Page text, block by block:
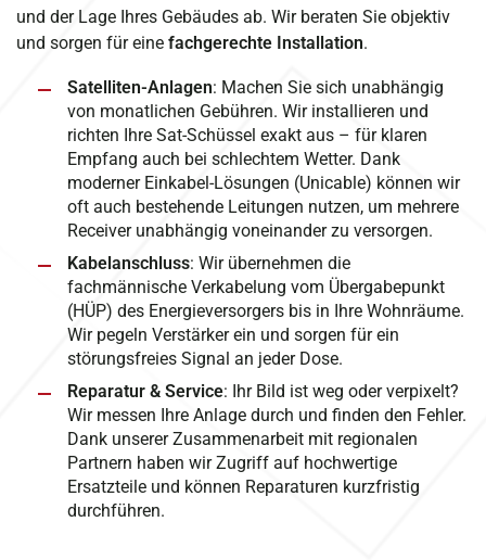
und der Lage Ihres Gebäudes ab. Wir beraten Sie objektiv
und sorgen für eine fachgerechte Installation.
Satelliten-Anlagen: Machen Sie sich unabhängig
von monatlichen Gebühren. Wir installieren und
richten Ihre Sat-Schüssel exakt aus – für klaren
Empfang auch bei schlechtem Wetter. Dank
moderner Einkabel-Lösungen (Unicable) können wir
oft auch bestehende Leitungen nutzen, um mehrere
Receiver unabhängig voneinander zu versorgen.
Kabelanschluss: Wir übernehmen die
fachmännische Verkabelung vom Übergabepunkt
(HÜP) des Energieversorgers bis in Ihre Wohnräume.
Wir pegeln Verstärker ein und sorgen für ein
störungsfreies Signal an jeder Dose.
Reparatur & Service: Ihr Bild ist weg oder verpixelt?
Wir messen Ihre Anlage durch und finden den Fehler.
Dank unserer Zusammenarbeit mit regionalen
Partnern haben wir Zugriff auf hochwertige
Ersatzteile und können Reparaturen kurzfristig
durchführen.